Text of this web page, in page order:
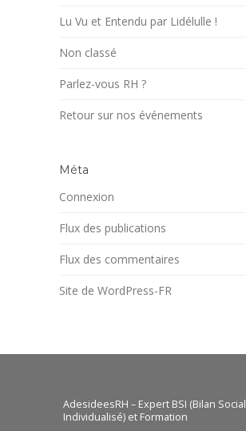
Lu Vu et Entendu par Lidélulle !
Non classé
Parlez-vous RH ?
Retour sur nos événements
Méta
Connexion
Flux des publications
Flux des commentaires
Site de WordPress-FR
AdesideesRH – Expert BSI (Bilan Social
Individualisé) et Formation